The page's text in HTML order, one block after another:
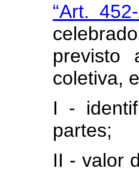
“Art.
previsto
coletiva,
I -
partes;
II - valor